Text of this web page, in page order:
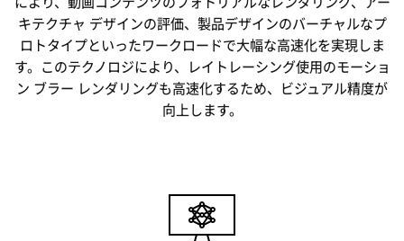
キテクチャ デザインの評価、製品デザインのバーチャルなプ
ロトタイプといったワークロードで大幅な高速化を実現しま
す。このテクノロジにより、レイトレーシング使用のモーショ
ン ブラー レンダリングも高速化するため、ビジュアル精度が
向上します。